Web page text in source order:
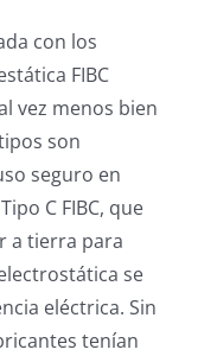
con los
FIBC
vez menos bien
son
seguro en
C FIBC, que
a tierra para
se
eléctrica. Sin
tenían